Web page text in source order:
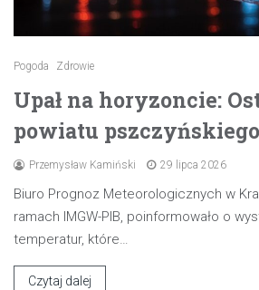
Pogoda Zdrowie
Upał na horyzoncie:
powiatu pszczyńskiego
Przemysław Kamiński 29 lipca 2026
Biuro Prognoz Meteorologicznych w
ramach IMGW-PIB, poinformowało o
temperatur, które…
Czytaj dalej